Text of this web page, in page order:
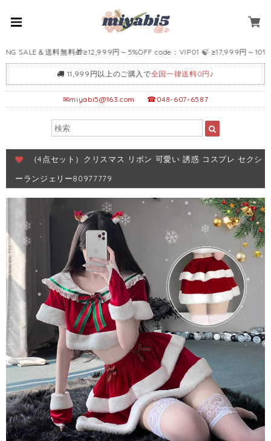
＆送料無料🎁≥12,999円～5%OFF code：VIP01 🍃 ≥17,999円～
11,999円以上のご購入で全国一律送料0円♪
✉miyabi5@163.com ☎048-607-6587
（4点セット）クリスマス リボン 可愛い 誘惑 コスプレ セクシ
ーランジェリー80977779